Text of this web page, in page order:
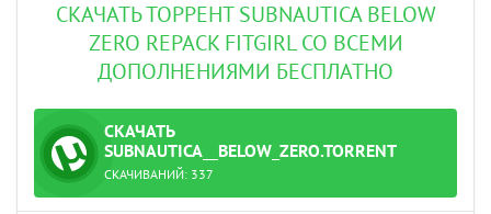
СКАЧАТЬ ТОРРЕНТ SUBNAUTICA BELOW
ZERO REPACK FITGIRL СО ВСЕМИ
ДОПОЛНЕНИЯМИ БЕСПЛАТНО
СКАЧАТЬ
ТОРРЕНТ
SUBNAUTICA__BELOW_ZERO.TORRENT
СКАЧИВАНИЙ: 337